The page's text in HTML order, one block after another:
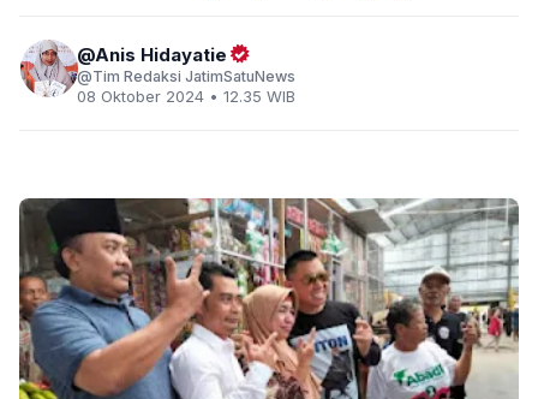
Anis Hidayatie
Tim Redaksi JatimSatuNews
08 Oktober 2024 • 12.35 WIB